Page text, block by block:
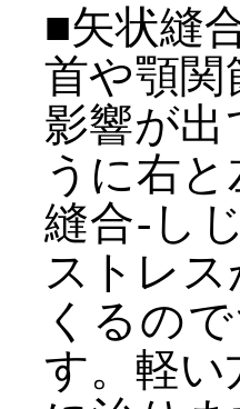
■矢状縫
首や顎関
影響が
うに右
縫合-し
ストレ
くるの
す。軽